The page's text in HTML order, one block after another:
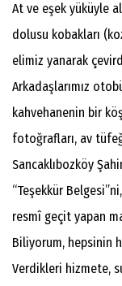
At ve eşek yüküyle
dolusu kobakları
elimiz yanarak
Arkadaşlarımız
kahvehanenin bir
fotoğrafları, av
Sancaklıbozköy
“Teşekkür
resmî geçit yapan
Biliyorum, hepsinin
Verdikleri hizmete,